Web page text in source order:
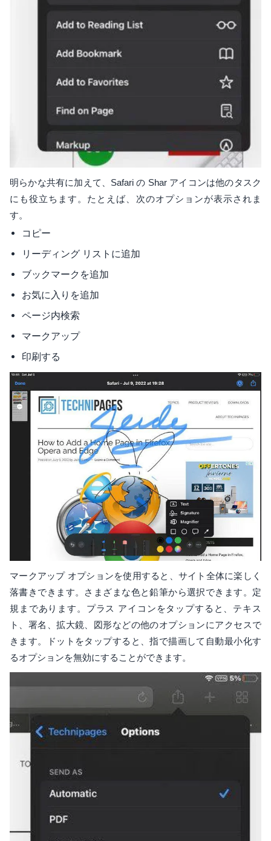
明らかな共有に加えて、Safari の Shar アイコンは他のタスク
にも役立ちます。たとえば、次のオプションが表示されま
す。
コピー
リーディング リストに追加
ブックマークを追加
お気に入りを追加
ページ内検索
マークアップ
印刷する
マークアップ オプションを使用すると、サイト全体に楽しく
落書きできます。さまざまな色と鉛筆から選択できます。定
規まであります。プラス アイコンをタップすると、テキス
ト、署名、拡大鏡、図形などの他のオプションにアクセスで
きます。ドットをタップすると、指で描画して自動最小化す
るオプションを無効にすることができます。